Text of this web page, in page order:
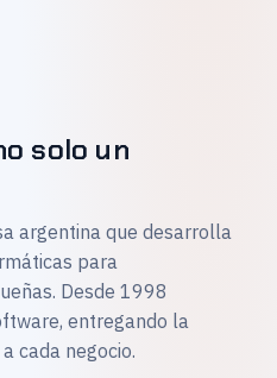
solo un
argentina que desarrolla
para
Desde 1998
entregando la
cada negocio.